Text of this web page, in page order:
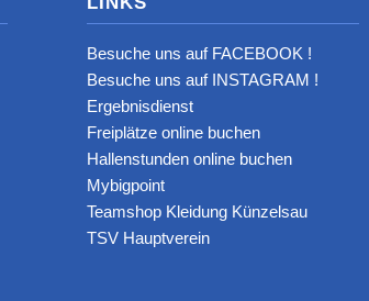
Besuche uns auf FACEBOOK !
Besuche uns auf INSTAGRAM !
Ergebnisdienst
Freiplätze online buchen
Hallenstunden online buchen
Mybigpoint
Teamshop Kleidung Künzelsau
TSV Hauptverein